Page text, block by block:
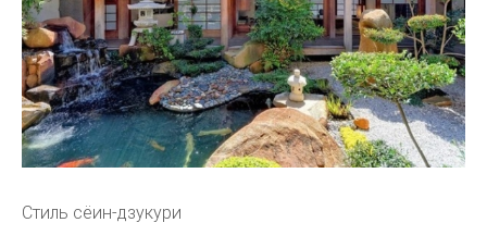
Стиль сёин-дзукури